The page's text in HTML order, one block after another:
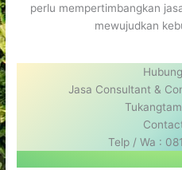
perlu mempertimbangkan
mewujudkan
Jasa Consultant &
Telp / Wa :